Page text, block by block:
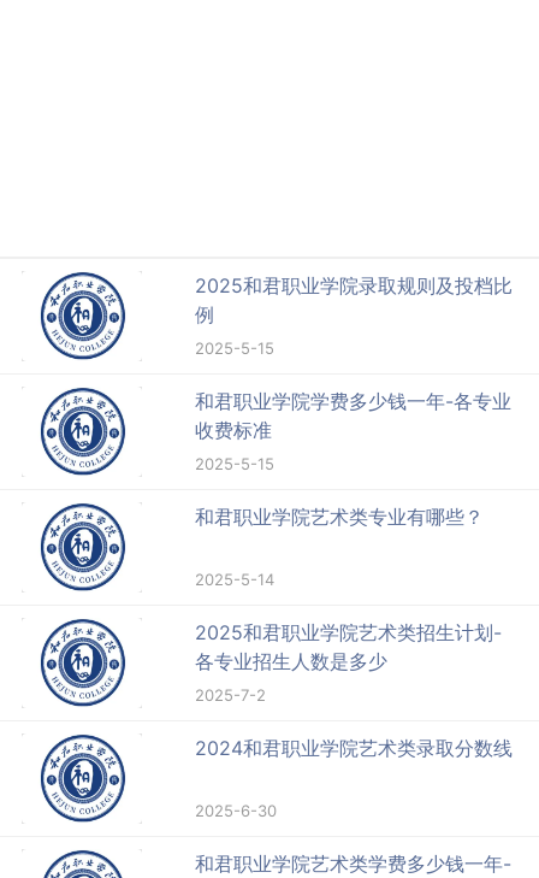
2025和君职业学院录取规则及投档比
例
2025-5-15
和君职业学院学费多少钱一年-各专业
收费标准
2025-5-15
和君职业学院艺术类专业有哪些？
2025-5-14
2025和君职业学院艺术类招生计划-
各专业招生人数是多少
2025-7-2
2024和君职业学院艺术类录取分数线
2025-6-30
和君职业学院艺术类学费多少钱一年-